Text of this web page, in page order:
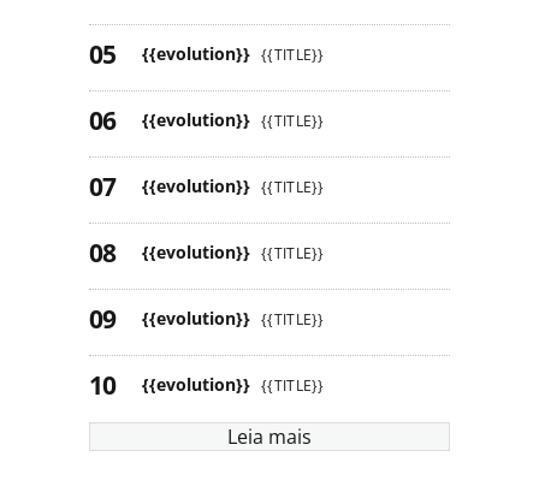
{{evolution}} {{TITLE}}
{{evolution}} {{TITLE}}
{{evolution}} {{TITLE}}
{{evolution}} {{TITLE}}
{{evolution}} {{TITLE}}
{{evolution}} {{TITLE}}
Leia mais